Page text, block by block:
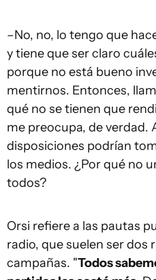
–No, no, lo tengo que
y tiene que ser claro
porque no está bueno
mentirnos. Entonces,
qué no se tienen que
me preocupa, de verdad.
disposiciones podrían
los medios. ¿Por qué no
todos?
Orsi refiere a las pautas
radio, que suelen ser
campañas. "Todos